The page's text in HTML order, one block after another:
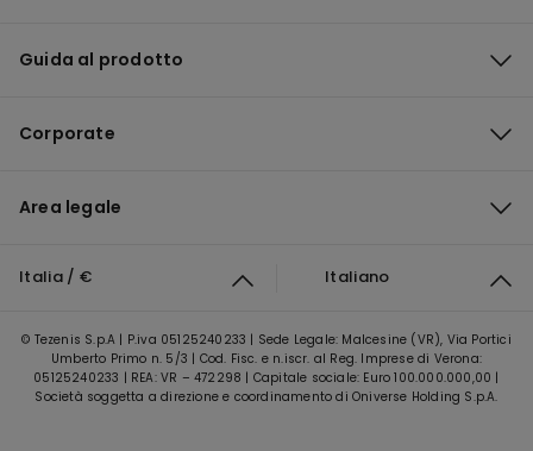
Guida al prodotto
Corporate
Area legale
Italia / € Italiano
© Tezenis S.p.A | P.iva 05125240233 | Sede Legale: Malcesine (VR), Via Portici
Umberto Primo n. 5/3 | Cod. Fisc. e n.iscr. al Reg. Imprese di Verona:
05125240233 | REA: VR – 472298 | Capitale sociale: Euro 100.000.000,00 |
Società soggetta a direzione e coordinamento di Oniverse Holding S.p.A.